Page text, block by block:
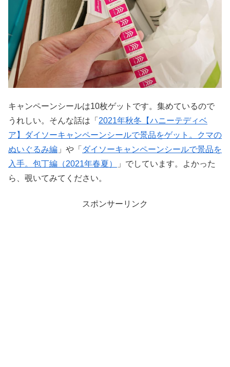
キャンペーンシールは10枚ゲットです。集めているので
うれしい。そんな話は「 2021年秋冬【ハニーテディベ
ア】ダイソーキャンペーンシールで景品をゲット。クマの
ぬいぐるみ編 」や「 ダイソーキャンペーンシールで景品を
入手。包丁編（2021年春夏）
」でしています。よかった
ら、覗いてみてください。
スポンサーリンク